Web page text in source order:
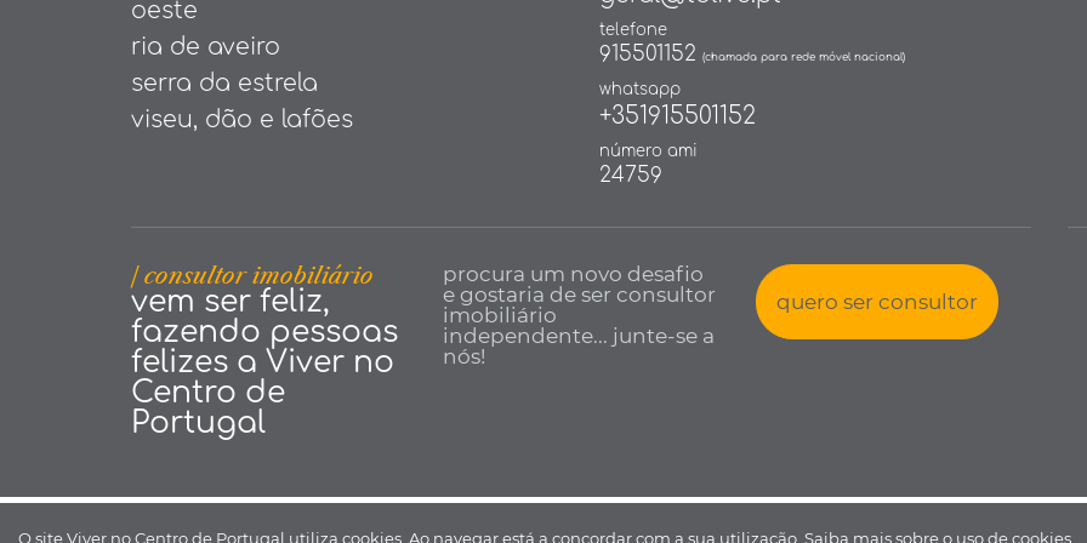
oeste
ria de aveiro
serra da estrela
viseu, dão e lafões
telefone
915501152 (chamada para rede móvel nacional)
whatsapp
+351915501152
número ami
24759
| consultor imobiliário
vem ser feliz,
fazendo pessoas
felizes a Viver no
Centro de
Portugal
procura um novo desafio
e gostaria de ser consultor
imobiliário
independente... junte-se a
nós!
quero ser consultor
Viver no Centro de Portugal © todos os direitos reservados •Política de Privacidade• Livro de
O site Viver no Centro de Portugal utiliza cookies. Ao navegar está a concordar com a sua utilização. Saiba mais sobre o uso de cookies.